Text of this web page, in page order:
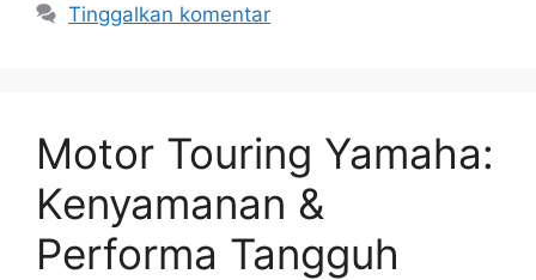
Tinggalkan komentar
Motor Touring Yamaha:
Kenyamanan &
Performa Tangguh